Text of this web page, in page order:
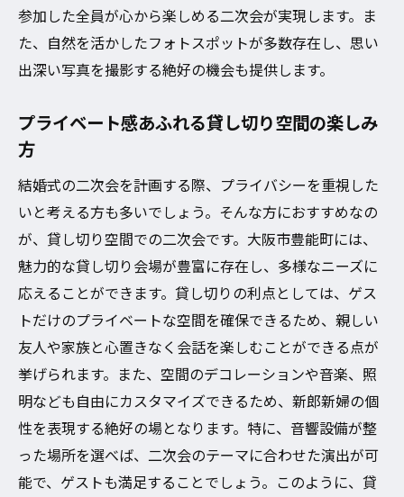
参加した全員が心から楽しめる二次会が実現します。ま
た、自然を活かしたフォトスポットが多数存在し、思い
出深い写真を撮影する絶好の機会も提供します。
プライベート感あふれる貸し切り空間の楽しみ
方
結婚式の二次会を計画する際、プライバシーを重視した
いと考える方も多いでしょう。そんな方におすすめなの
が、貸し切り空間での二次会です。大阪市豊能町には、
魅力的な貸し切り会場が豊富に存在し、多様なニーズに
応えることができます。貸し切りの利点としては、ゲス
トだけのプライベートな空間を確保できるため、親しい
友人や家族と心置きなく会話を楽しむことができる点が
挙げられます。また、空間のデコレーションや音楽、照
明なども自由にカスタマイズできるため、新郎新婦の個
性を表現する絶好の場となります。特に、音響設備が整
った場所を選べば、二次会のテーマに合わせた演出が可
能で、ゲストも満足することでしょう。このように、貸